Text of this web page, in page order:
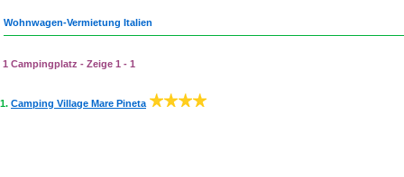
Wohnwagen-Vermietung Italien
1 Campingplatz - Zeige 1 - 1
1. Camping Village Mare Pineta